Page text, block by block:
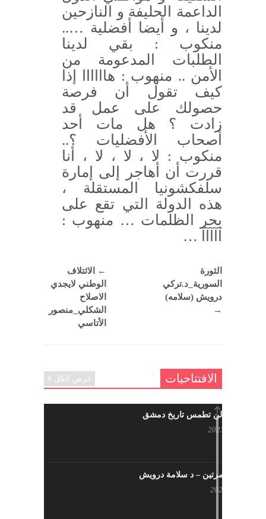
الداعمة الحليفة و النازحين
لدينا ، و أيضا أفضلية …..
منكوب : بقي لدينا
الطلبات المدعومة من
الأمن .. منهوب : هاااااا إذا
كيف تقول أن فرصة
حصولك على عمل قد
زادت ؟ هل مات أحد
أصحاب الأفضليات ؟..
منكوب : لا ، لا ، لا ، أنا
قررت أن أهاجر إلى إمارة
سلفكشونيا المستقلة ،
هذه الدولة التي تقع على
بحر الظلمات … منهوب :
آآآآآ …
←
الائتلاف
الوطني لايجدي
الاصلاح
الشكلي_منصور
الأتاسي
الثورة
السورية_د.تركي
درويش (سلامه)
→
الافتتاحيات عرض الكل
حرائقكم لن تطمس تاريخ دمشق
لا تقتلونا مرتين – د سلامة درويش